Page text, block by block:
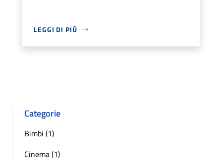
LEGGI DI PIÙ
Categorie
Bimbi (1)
Cinema (1)